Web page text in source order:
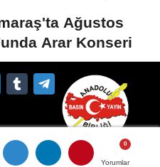
Yorumlar
Yorumlar
Ağustos
Arar Konseri